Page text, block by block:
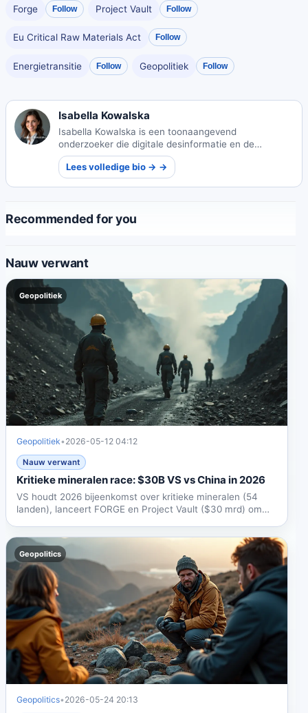
Forge Follow Project Vault Follow
Eu Critical Raw Materials Act Follow
Energietransitie Follow Geopolitiek Follow
Isabella Kowalska
Isabella Kowalska is een toonaangevend
onderzoeker die digitale desinformatie en de
maatschappelijke impact ervan onderzoekt. Haar
baanbrekende werk helpt bij het bestrijden van valse
informatie in ons digitale tijdperk.
Lees volledige bio → →
Recommended for you
Nauw verwant
Geopolitiek
Geopolitiek• 2026-05-12 04:12
Nauw verwant
Kritieke mineralen race: $30B VS vs China in 2026
VS houdt 2026 bijeenkomst over kritieke mineralen (54
landen), lanceert FORGE en Project Vault ($30 mrd) om
Geopolitics
Geopolitics• 2026-05-24 20:13